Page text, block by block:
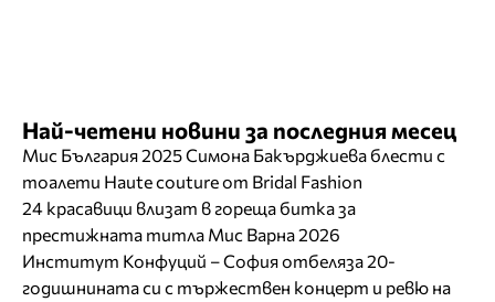
Най-четени новини за последния месец
Мис България 2025 Симона Бакърджиева блести с
тоалети Haute couture от Bridal Fashion
24 красавици влизат в гореща битка за
престижната титла Мис Варна 2026
Институт Конфуций – София отбеляза 20-
годишнината си с тържествен концерт и ревю на